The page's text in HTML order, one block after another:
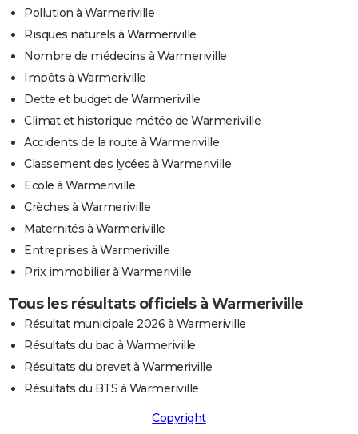
Pollution à Warmeriville
Risques naturels à Warmeriville
Nombre de médecins à Warmeriville
Impôts à Warmeriville
Dette et budget de Warmeriville
Climat et historique météo de Warmeriville
Accidents de la route à Warmeriville
Classement des lycées à Warmeriville
Ecole à Warmeriville
Crèches à Warmeriville
Maternités à Warmeriville
Entreprises à Warmeriville
Prix immobilier à Warmeriville
Tous les résultats officiels à Warmeriville
Résultat municipale 2026 à Warmeriville
Résultats du bac à Warmeriville
Résultats du brevet à Warmeriville
Résultats du BTS à Warmeriville
Copyright